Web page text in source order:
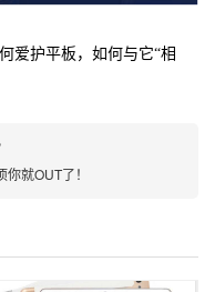
爱护平板，如何与它“相
就OUT了！